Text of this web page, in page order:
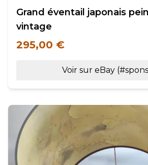
Grand éventail japonais
vintage
295,00 €
Voir sur eBay